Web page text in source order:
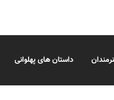
داستان های پهلوانی